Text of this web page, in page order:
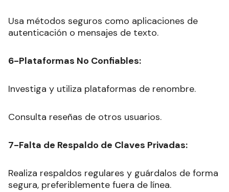
Usa métodos seguros como aplicaciones de
autenticación o mensajes de texto.
6-Plataformas No Confiables:
Investiga y utiliza plataformas de renombre.
Consulta reseñas de otros usuarios.
7-Falta de Respaldo de Claves Privadas:
Realiza respaldos regulares y guárdalos de forma
segura, preferiblemente fuera de línea.